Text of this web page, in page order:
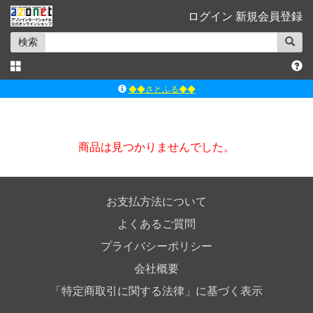
ログイン 新規会員登録
検索
◆◆さとふる◆◆
ｱｿﾞﾝｵﾝﾗｲﾝｼｮｯﾌﾟX
商品は見つかりませんでした。
お支払方法について
よくあるご質問
プライバシーポリシー
会社概要
「特定商取引に関する法律」に基づく表示